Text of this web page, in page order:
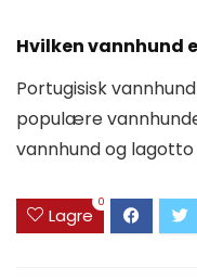
Hvilken vannhund
Portugisisk
populære
vannhund og
Lagre
0